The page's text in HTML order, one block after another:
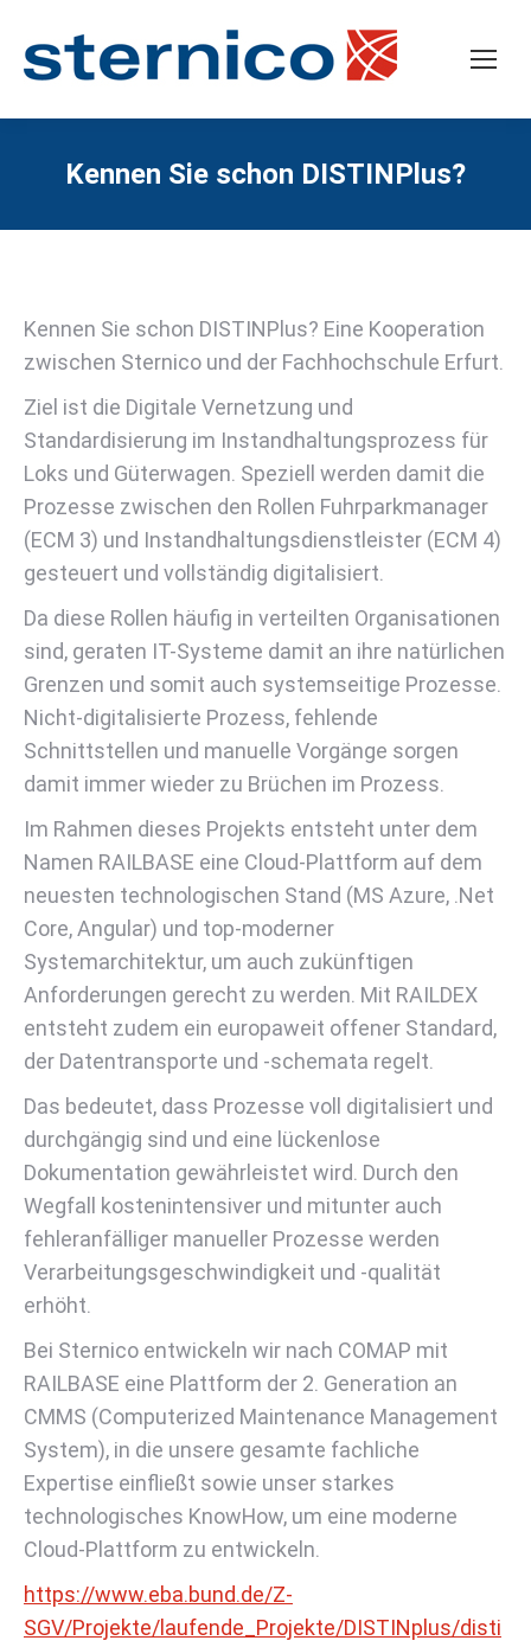
Kennen Sie schon DISTINPlus?
Kennen Sie schon DISTINPlus? Eine Kooperation
zwischen Sternico und der Fachhochschule Erfurt.
Ziel ist die Digitale Vernetzung und
Standardisierung im Instandhaltungsprozess für
Loks und Güterwagen. Speziell werden damit die
Prozesse zwischen den Rollen Fuhrparkmanager
(ECM 3) und Instandhaltungsdienstleister (ECM 4)
gesteuert und vollständig digitalisiert.
Da diese Rollen häufig in verteilten Organisationen
sind, geraten IT-Systeme damit an ihre natürlichen
Grenzen und somit auch systemseitige Prozesse.
Nicht-digitalisierte Prozess, fehlende
Schnittstellen und manuelle Vorgänge sorgen
damit immer wieder zu Brüchen im Prozess.
Im Rahmen dieses Projekts entsteht unter dem
Namen RAILBASE eine Cloud-Plattform auf dem
neuesten technologischen Stand (MS Azure, .Net
Core, Angular) und top-moderner
Systemarchitektur, um auch zukünftigen
Anforderungen gerecht zu werden. Mit RAILDEX
entsteht zudem ein europaweit offener Standard,
der Datentransporte und -schemata regelt.
Das bedeutet, dass Prozesse voll digitalisiert und
durchgängig sind und eine lückenlose
Dokumentation gewährleistet wird. Durch den
Wegfall kostenintensiver und mitunter auch
fehleranfälliger manueller Prozesse werden
Verarbeitungsgeschwindigkeit und -qualität
erhöht.
Bei Sternico entwickeln wir nach COMAP mit
RAILBASE eine Plattform der 2. Generation an
CMMS (Computerized Maintenance Management
System), in die unsere gesamte fachliche
Expertise einfließt sowie unser starkes
technologisches KnowHow, um eine moderne
Cloud-Plattform zu entwickeln.
https://www.eba.bund.de/Z-
SGV/Projekte/laufende_Projekte/DISTINplus/disti